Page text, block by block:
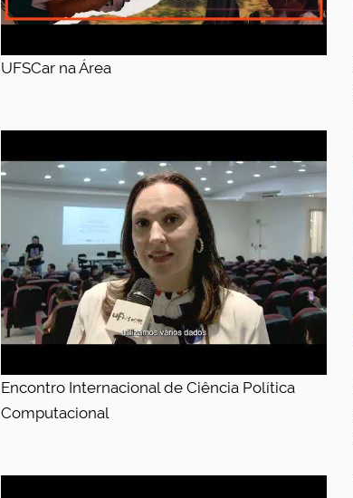
UFSCar na Área
Encontro Internacional de Ciência Política
Computacional